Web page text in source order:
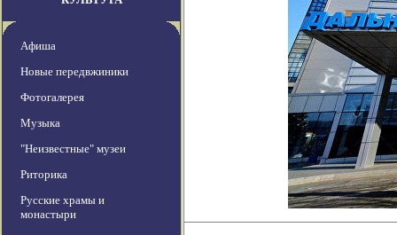
Афиша
Новые передвжиники
Фотогалерея
Музыка
"Неизвестные" музеи
Риторика
Русские храмы и
монастыри